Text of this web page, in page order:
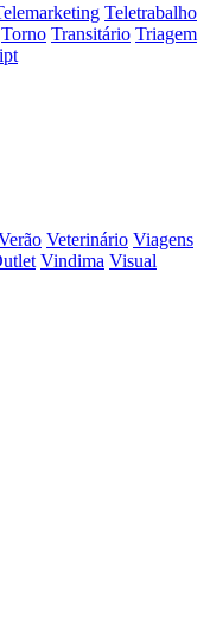
Teletrabalho
Torno Transitário Triagem
Veterinário Viagens
Vindima Visual